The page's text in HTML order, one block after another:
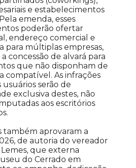
e estabelecimentos
emenda, esses
poderão ofertar
endereço comercial e
para múltiplas empresas,
concessão de alvará para
que não disponham de
compatível. As infrações
serão de
exclusiva destes, não
aos escritórios
também aprovaram a
de autoria do vereador
Lemes, que externa
do Cerrado em